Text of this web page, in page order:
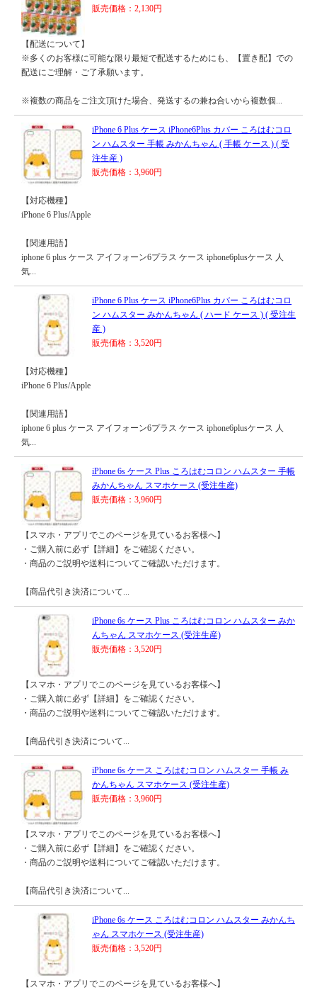
販売価格：2,130円
【配送について】
※多くのお客様に可能な限り最短で配送するためにも、【置き配】での
配送にご理解・ご了承願います。
※複数の商品をご注文頂けた場合、発送するの兼ね合いから複数個...
iPhone 6 Plus ケース iPhone6Plus カバー ころはむコロ
ン ハムスター 手帳 みかんちゃん ( 手帳 ケース ) ( 受
注生産 )
販売価格：3,960円
【対応機種】
iPhone 6 Plus/Apple
【関連用語】
iphone 6 plus ケース アイフォーン6プラス ケース iphone6plusケース 人
気...
iPhone 6 Plus ケース iPhone6Plus カバー ころはむコロ
ン ハムスター みかんちゃん ( ハード ケース ) ( 受注生
産 )
販売価格：3,520円
【対応機種】
iPhone 6 Plus/Apple
【関連用語】
iphone 6 plus ケース アイフォーン6プラス ケース iphone6plusケース 人
気...
iPhone 6s ケース Plus ころはむコロン ハムスター 手帳
みかんちゃん スマホケース (受注生産)
販売価格：3,960円
【スマホ・アプリでこのページを見ているお客様へ】
・ご購入前に必ず【詳細】をご確認ください。
・商品のご説明や送料についてご確認いただけます。
【商品代引き決済について...
iPhone 6s ケース Plus ころはむコロン ハムスター みか
んちゃん スマホケース (受注生産)
販売価格：3,520円
【スマホ・アプリでこのページを見ているお客様へ】
・ご購入前に必ず【詳細】をご確認ください。
・商品のご説明や送料についてご確認いただけます。
【商品代引き決済について...
iPhone 6s ケース ころはむコロン ハムスター 手帳 み
かんちゃん スマホケース (受注生産)
販売価格：3,960円
【スマホ・アプリでこのページを見ているお客様へ】
・ご購入前に必ず【詳細】をご確認ください。
・商品のご説明や送料についてご確認いただけます。
【商品代引き決済について...
iPhone 6s ケース ころはむコロン ハムスター みかんち
ゃん スマホケース (受注生産)
販売価格：3,520円
【スマホ・アプリでこのページを見ているお客様へ】